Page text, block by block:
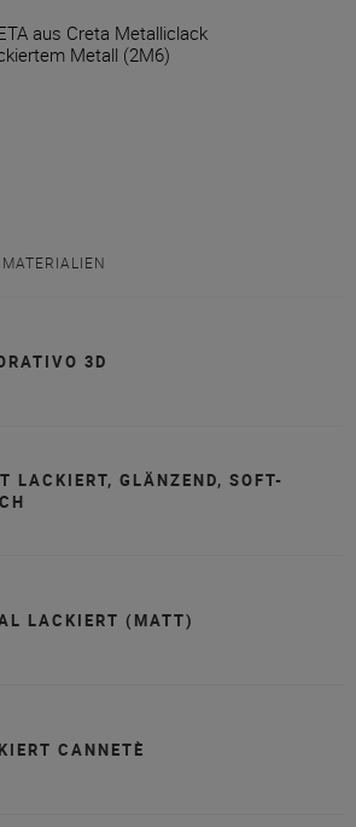
aus Creta Metalliclack
Metall (2M6)
MATERIALIEN
3D
LACKIERT, GLÄNZEND, SOFT-
LACKIERT (MATT)
CANNETÈ